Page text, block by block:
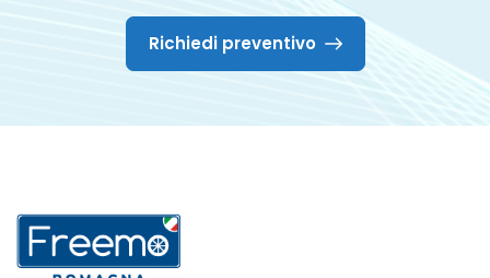
Richiedi preventivo